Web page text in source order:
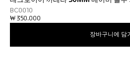
BC0010
₩ 350.000
장바구니에 담기